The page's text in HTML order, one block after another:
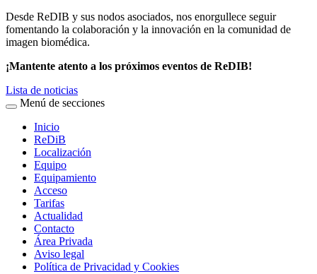
Desde ReDIB y sus nodos asociados, nos enorgullece seguir
fomentando la colaboración y la innovación en la comunidad de
imagen biomédica.
¡Mantente atento a los próximos eventos de ReDIB!
Lista de noticias
Menú de secciones
Inicio
ReDiB
Localización
Equipo
Equipamiento
Acceso
Tarifas
Actualidad
Contacto
Área Privada
Aviso legal
Política de Privacidad y Cookies